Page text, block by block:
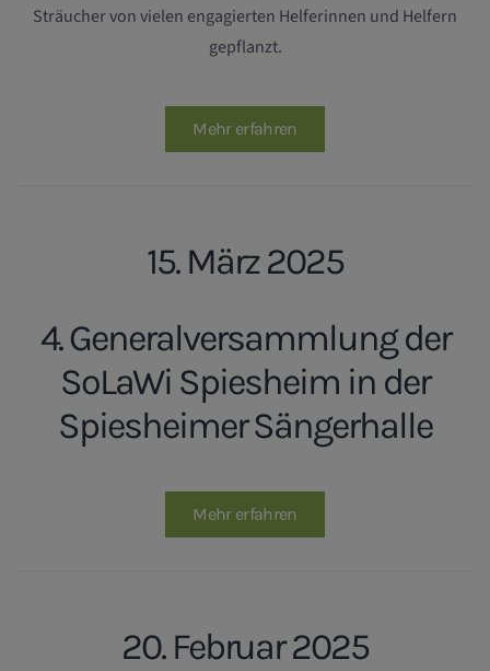
Sträucher von vielen engagierten Helferinnen und Helfern
gepflanzt.
Mehr erfahren
15. März 2025
4. Generalversammlung der
SoLaWi Spiesheim in der
Spiesheimer Sängerhalle
Mehr erfahren
20. Februar 2025